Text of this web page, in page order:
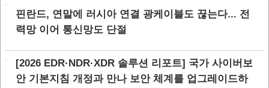
핀란드, 연말에 러시아 연결 광케이블도 끊는다... 전
력망 이어 통신망도 단절
[2026 EDR·NDR·XDR 솔루션 리포트] 국가 사이버보
안 기본지침 개정과 만나 보안 체계를 업그레이드하